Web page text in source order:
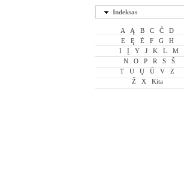
Indeksas
A Ą B C Č
D
E
Ę Ė F G
H
I
Į Y J K L
M
N
O P R S
Š
T
U Ų Ū V
Z
Ž
X Kita